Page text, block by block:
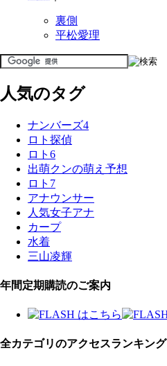
裏側
平松愛理
人気のタグ
ナンバーズ4
ロト探偵
ロト6
出萌クンの萌え予想
ロト7
アナウンサー
人気女子アナ
カープ
水着
三山凌輝
年間定期購読のご案内
全カテゴリのアクセスランキング